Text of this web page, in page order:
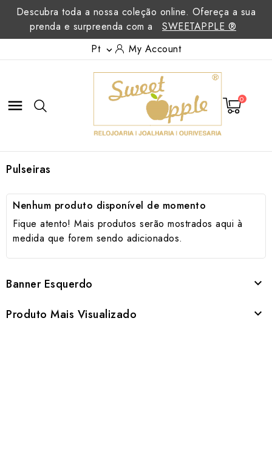
Descubra toda a nossa coleção online. Ofereça a sua
prenda e surpreenda com a
SWEETAPPLE ®
Pt  My Account
 0
Pulseiras
Nenhum produto disponível de momento
Fique atento! Mais produtos serão mostrados aqui à
medida que forem sendo adicionados.
Banner Esquerdo 
Produto Mais Visualizado 